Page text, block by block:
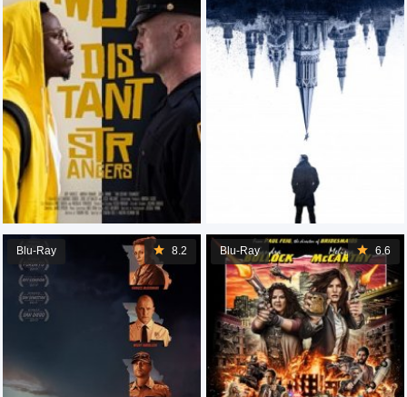
6.6
Blu-Ray
8.2
Blu-Ray